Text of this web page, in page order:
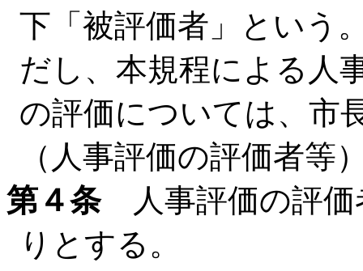
下「被評価者」という
だし、本規程による人
の評価については、市
（人事評価の評価者等
第４条人事評価の評価
りとする。